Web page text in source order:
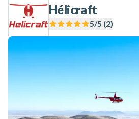
Hélicraft
5/5 (2)